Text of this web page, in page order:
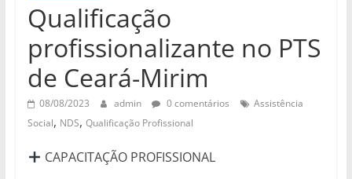
Qualificação
profissionalizante no PTS
de Ceará-Mirim
08/08/2023 admin 0 comentários
Assistência
Social, NDS, Qualificação Profissional
CAPACITAÇÃO PROFISSIONAL